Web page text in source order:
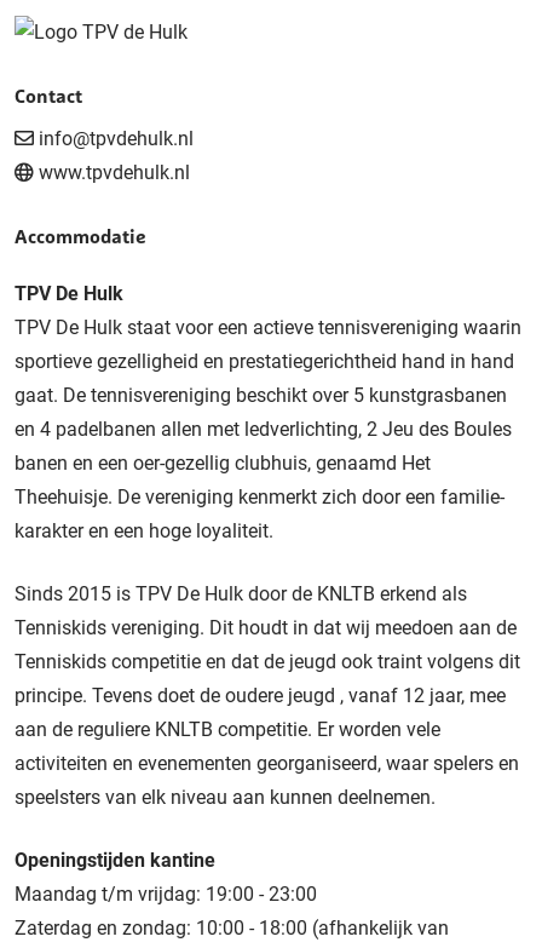
Contact
info@tpvdehulk.nl
www.tpvdehulk.nl
Accommodatie
TPV De Hulk
TPV De Hulk staat voor een actieve tennisvereniging waarin
sportieve gezelligheid en prestatiegerichtheid hand in hand
gaat. De tennisvereniging beschikt over 5 kunstgrasbanen
en 4 padelbanen allen met ledverlichting, 2 Jeu des Boules
banen en een oer-gezellig clubhuis, genaamd Het
Theehuisje. De vereniging kenmerkt zich door een familie-
karakter en een hoge loyaliteit.
Sinds 2015 is TPV De Hulk door de KNLTB erkend als
Tenniskids vereniging. Dit houdt in dat wij meedoen aan de
Tenniskids competitie en dat de jeugd ook traint volgens dit
principe. Tevens doet de oudere jeugd , vanaf 12 jaar, mee
aan de reguliere KNLTB competitie. Er worden vele
activiteiten en evenementen georganiseerd, waar spelers en
speelsters van elk niveau aan kunnen deelnemen.
Openingstijden kantine
Maandag t/m vrijdag: 19:00 - 23:00
Zaterdag en zondag: 10:00 - 18:00 (afhankelijk van